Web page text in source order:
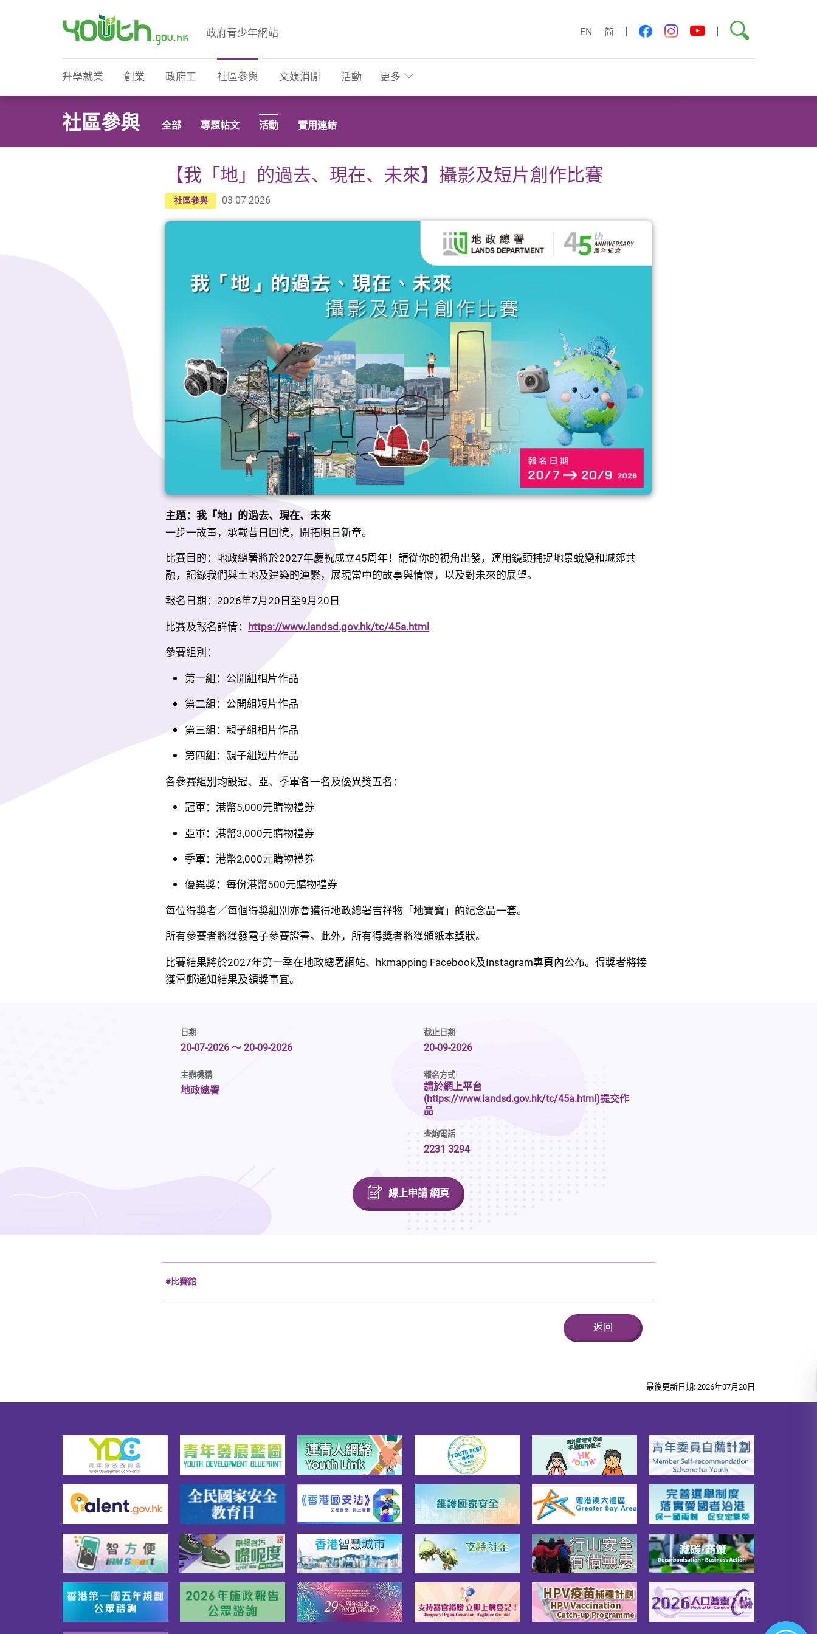
政府青少年網站 EN 简 facebookinstagram
youtube
搜尋
升學就業 創業 政府工 社區參與 文娛消閒 活動 更多
社區參與 全部 專題帖文 活動 實用連結
【我「地」的過去、現在、未來】攝影及短片創作比賽
社區參與 03-07-2026
主題：我「地」的過去、現在、未來
一步一故事，承載昔日回憶，開拓明日新章。
比賽目的：地政總署將於2027年慶祝成立45周年！請從你的視角出發，運用鏡頭捕捉地景蛻變和城郊共
融，記錄我們與土地及建築的連繫，展現當中的故事與情懷，以及對未來的展望。
報名日期：2026年7月20日至9月20日
比賽及報名詳情： https://www.landsd.gov.hk/tc/45a.html
參賽組別：
第一組：公開組相片作品
第二組：公開組短片作品
第三組：親子組相片作品
第四組：親子組短片作品
各參賽組別均設冠、亞、季軍各一名及優異獎五名：
冠軍：港幣5,000元購物禮券
亞軍：港幣3,000元購物禮券
季軍：港幣2,000元購物禮券
優異獎：每份港幣500元購物禮券
每位得獎者／每個得獎組別亦會獲得地政總署吉祥物「地寶寶」的紀念品一套。
所有參賽者將獲發電子參賽證書。此外，所有得獎者將獲頒紙本獎狀。
比賽結果將於2027年第一季在地政總署網站、hkmapping Facebook及Instagram專頁內公布。得獎者將接
獲電郵通知結果及領獎事宜。
日期
20-07-2026 ～ 20-09-2026
主辦機構
地政總署
截止日期
20-09-2026
報名方式
請於網上平台
(https://www.landsd.gov.hk/tc/45a.html)提交作
品
查詢電話
2231 3294
線上申請 網頁
#比賽館
返回
最後更新日期: 2026年07月20日